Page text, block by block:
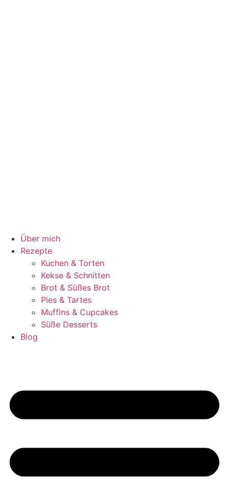
Über mich
Rezepte
Kuchen & Torten
Kekse & Schnitten
Brot & Süßes Brot
Pies & Tartes
Muffins & Cupcakes
Süße Desserts
Blog